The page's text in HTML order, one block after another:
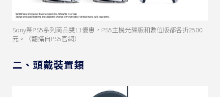
Sony祭PS5系列商品雙11優惠，PS5主機光碟版和數位版都各折2500
元。（翻攝自PS5官網）
二、頭戴裝置類